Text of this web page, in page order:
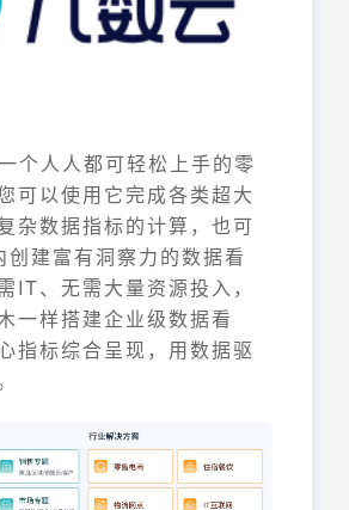
个人人都可轻松上手的零
可以使用它完成各类超大
杂数据指标的计算，也可
创建富有洞察力的数据看
IT、无需大量资源投入，
一样搭建企业级数据看
指标综合呈现，用数据驱